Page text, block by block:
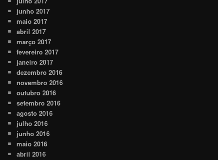
junho 2017
maio 2017
abril 2017
março 2017
fevereiro 2017
janeiro 2017
dezembro 2016
novembro 2016
outubro 2016
setembro 2016
agosto 2016
julho 2016
junho 2016
maio 2016
abril 2016